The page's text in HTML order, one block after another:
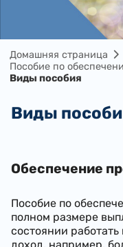
Домашняя страница
Пособие по
Виды пособия
Виды
Обеспечение
Пособие по
полном размере
состоянии